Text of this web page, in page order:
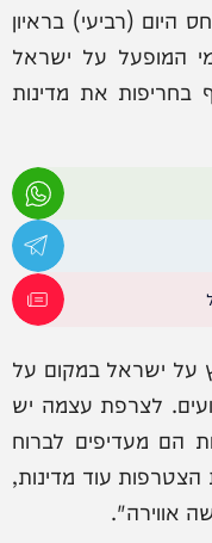
היום (רביעי) בראיון
המופעל על ישראל
בחריפות את מדינות
על ישראל במקום על
לצרפת עצמה יש
הם מעדיפים לברוח
הצטרפות עוד מדינות,
אווירה".